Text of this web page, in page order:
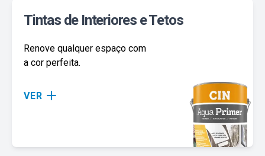
Tintas de Interiores e Tetos
Renove qualquer espaço com
a cor perfeita.
VER